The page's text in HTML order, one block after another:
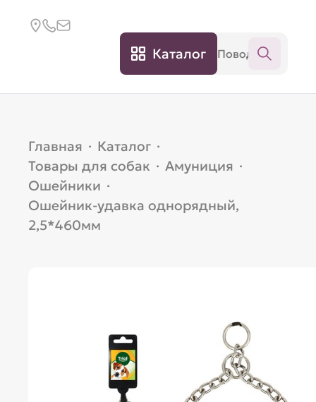
Каталог
Главная · Каталог ·
Товары для собак · Амуниция ·
Ошейники ·
Ошейник-удавка однорядный,
2,5*460мм